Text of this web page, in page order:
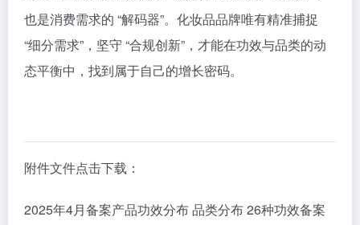
也是消费需求的 “解码器”。化妆品品牌唯有精准捕捉
“细分需求”，坚守 “合规创新”，才能在功效与品类的动
态平衡中，找到属于自己的增长密码。
附件文件点击下载：
2025年4月备案产品功效分布 品类分布 26种功效备案